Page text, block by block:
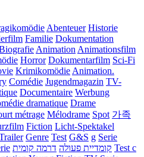
Abenteuer Historie
Familie Dokumentation
AnimationAnimationsfilm
Horror Dokumentarfilm Sci-Fi
KrimikomödieAnimation.
Comédie Jugendmagazin TV-
Documentaire Werbung
dramatique Drame
métrage Mélodrame Spot 가족
Fiction Licht-Spektakel
Genre Test G&S g Serie
קומדיית פעולה דרמה קומית
Test c